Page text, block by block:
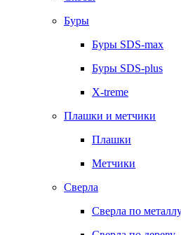
Буры
Буры SDS-max
Буры SDS-plus
X-treme
Плашки и метчики
Плашки
Метчики
Сверла
Сверла по